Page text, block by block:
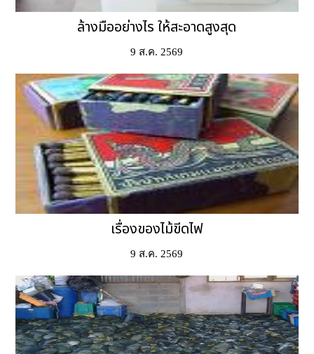
ล้างมืออย่างไร ให้สะอาดสูงสุด
9 ส.ค. 2569
เรื่องของไม้ขีดไฟ
9 ส.ค. 2569